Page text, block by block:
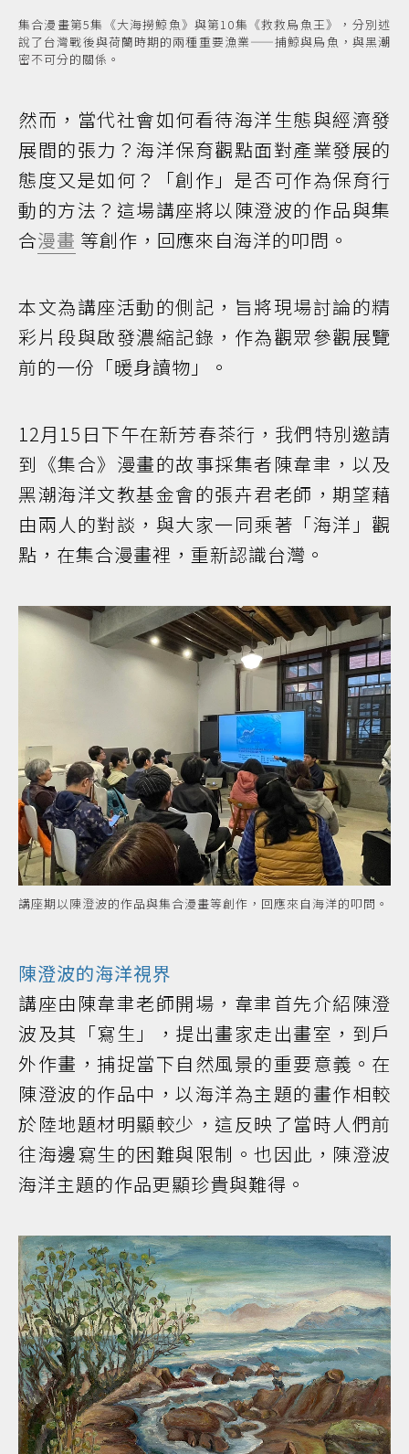
集合漫畫第5集《大海撈鯨魚》與第10集《救救烏魚王》，分別述
說了台灣戰後與荷蘭時期的兩種重要漁業——捕鯨與烏魚，與黑潮
密不可分的關係。
然而，當代社會如何看待海洋生態與經濟發
展間的張力？海洋保育觀點面對產業發展的
態度又是如何？「創作」是否可作為保育行
動的方法？這場講座將以陳澄波的作品與集
合漫畫 等創作，回應來自海洋的叩問。
本文為講座活動的側記，旨將現場討論的精
彩片段與啟發濃縮記錄，作為觀眾參觀展覽
前的一份「暖身讀物」。
12月15日下午在新芳春茶行，我們特別邀請
到《集合》漫畫的故事採集者陳韋聿，以及
黑潮海洋文教基金會的張卉君老師，期望藉
由兩人的對談，與大家一同乘著「海洋」觀
點，在集合漫畫裡，重新認識台灣。
講座期以陳澄波的作品與集合漫畫等創作，回應來自海洋的叩問。
陳澄波的海洋視界
講座由陳韋聿老師開場，韋聿首先介紹陳澄
波及其「寫生」，提出畫家走出畫室，到戶
外作畫，捕捉當下自然風景的重要意義。在
陳澄波的作品中，以海洋為主題的畫作相較
於陸地題材明顯較少，這反映了當時人們前
往海邊寫生的困難與限制。也因此，陳澄波
海洋主題的作品更顯珍貴與難得。